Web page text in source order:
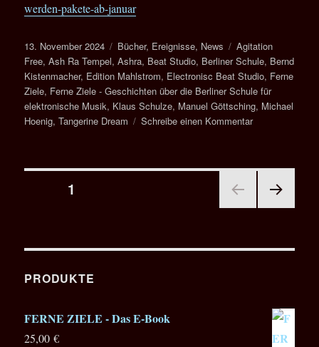
werden-pakete-ab-januar
Veröffentlicht
am
13. November 2024 Kategorien
Bücher, Ereignisse, News Schlagwörter
Agitation
Free,Ash Ra Tempel,Ashra, Beat Studio, Berliner Schule, Bernd
Kistenmacher, Edition Mahlstrom, Electronisc Beat Studio, Ferne
Ziele, Ferne Ziele - Geschichten über die Berliner Schule für
elektronische Musik, Klaus Schulze, Manuel Göttsching, Michael
Hoenig,Tangerine Dream Schreibe einen Kommentarzu
–
letzten
Seitennummerierung
Beiträge
1
SEIT
E
PRODUKTE
FERNE ZIELE - Das E-Book
25,00€